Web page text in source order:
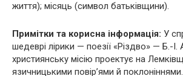
життя); місяць (символ батьківщини).
Примітки та корисна інформація: У
шедеврі лірики — поезії «Різдво» — Б.-І.
християнську місію проектує на
язичницькими повір’ями й поклоніннями.